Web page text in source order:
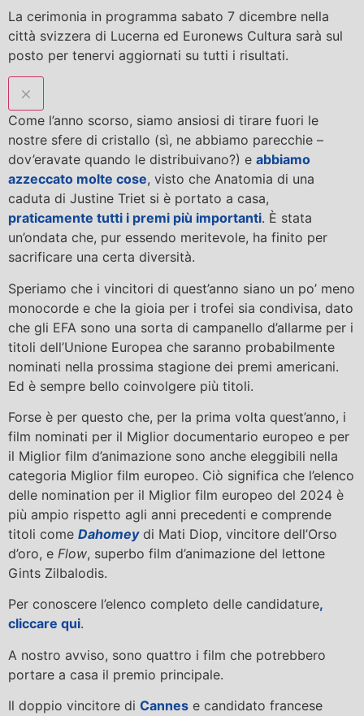
La cerimonia in programma sabato 7 dicembre nella
città svizzera di Lucerna ed Euronews Cultura sarà sul
posto per tenervi aggiornati su tutti i risultati.
Come l’anno scorso, siamo ansiosi di tirare fuori le
nostre sfere di cristallo (sì, ne abbiamo parecchie –
dov’eravate quando le distribuivano?) e abbiamo
azzeccato molte cose, visto che Anatomia di una
caduta di Justine Triet si è portato a casa,
praticamente tutti i premi più importanti. È stata
un’ondata che, pur essendo meritevole, ha finito per
sacrificare una certa diversità.
Speriamo che i vincitori di quest’anno siano un po’ meno
monocorde e che la gioia per i trofei sia condivisa, dato
che gli EFA sono una sorta di campanello d’allarme per i
titoli dell’Unione Europea che saranno probabilmente
nominati nella prossima stagione dei premi americani.
Ed è sempre bello coinvolgere più titoli.
Forse è per questo che, per la prima volta quest’anno, i
film nominati per il Miglior documentario europeo e per
il Miglior film d’animazione sono anche eleggibili nella
categoria Miglior film europeo. Ciò significa che l’elenco
delle nomination per il Miglior film europeo del 2024 è
più ampio rispetto agli anni precedenti e comprende
titoli come Dahomeydi Mati Diop, vincitore dell’Orso
d’oro, e Flow, superbo film d’animazione del lettone
Gints Zilbalodis.
Per conoscere l’elenco completo delle candidature,
cliccare qui.
A nostro avviso, sono quattro i film che potrebbero
portare a casa il premio principale.
Il doppio vincitore di Cannes e candidato francese